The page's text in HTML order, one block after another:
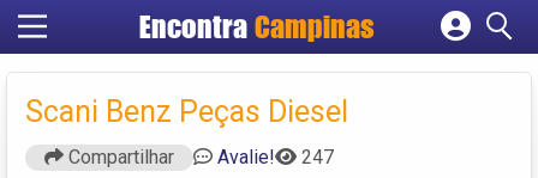
Encontra Campinas
Cadastrar empresa
Criar conta
Scani Benz Peças Diesel
Compartilhar Avalie! 247